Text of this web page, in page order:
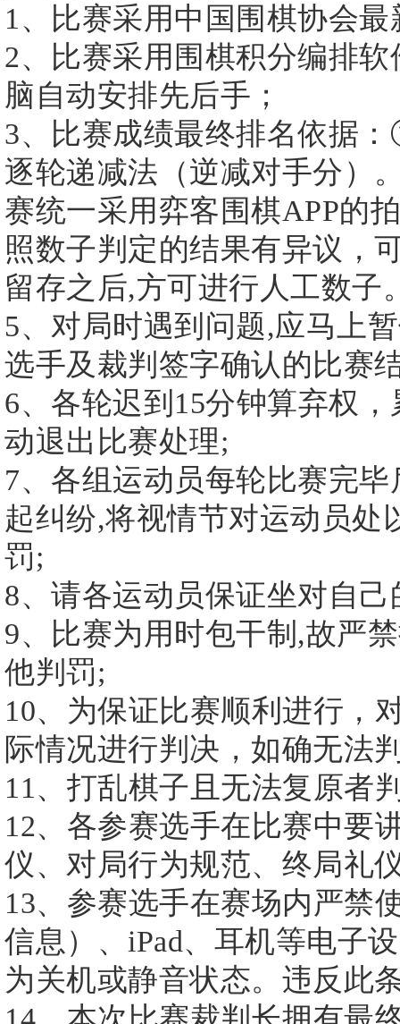
1、比赛采用中国围棋协会
2、比赛采用围棋积分编排
脑自动安排先后手；
3、比赛成绩最终排名依
逐轮递减法（逆减对手分）
赛统一采用弈客围棋APP的
照数子判定的结果有异议，
留存之后,方可进行人工数子
5、对局时遇到问题,应马上
选手及裁判签字确认的比赛
6、各轮迟到15分钟算弃权
动退出比赛处理;
7、各组运动员每轮比赛完
起纠纷,将视情节对运动员处
罚;
8、请各运动员保证坐对自
9、比赛为用时包干制,故严
他判罚;
10、为保证比赛顺利进行，
际情况进行判决，如确无法
11、打乱棋子且无法复原者
12、各参赛选手在比赛中要
仪、对局行为规范、终局礼
13、参赛选手在赛场内严禁
信息）、iPad、耳机等电子
为关机或静音状态。违反此